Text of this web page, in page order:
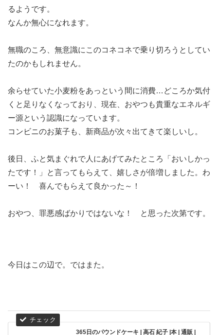
るようです。
なんか無心になれます。
無職のころ、無意識にこのコネコネで乗り切ろうとしてい
たのかもしれません。
余らせていた小麦粉をあっという間に消費…どころか気付
くと足りなくなっており、現在、おやつも貴重なエネルギ
ー源という認識になっています。
コンビニのお菓子も、新商品が次々出てきて楽しいし。
後日、ふと気まぐれで人にあげてみたところ「おいしかっ
たです！」と言ってもらえて、嬉しさが倍増しました。わ
ーい！ 喜んでもらえて良かった～！
おやつ、罪悪感ばかりではないな！ と思った次第です。
今日はこの辺で。ではまた。
365日のパウンドケーキ | 高石 紀子 |本 | 通販 |